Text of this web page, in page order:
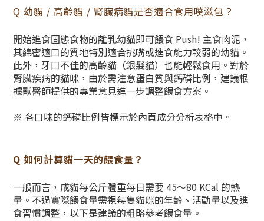
Q 幼貓 / 高齡貓 / 腎臟病貓是否適合食用噗滋包？
開始進食固態食物的離乳幼貓即可餵食 Push! 主食肉泥，
其綿密適口的質地特別適合挑嘴或進食能力較弱的幼貓。
此外，牙口不佳的高齡貓（銀髮貓）也能輕鬆食用。對於
腎臟疾病的貓咪，由於需注意蛋白質與鈣磷比例，建議根
據獸醫師提供的專業意見進一步調整餵食方案。
※ 各口味的鈣磷比例皆標示於內頁成分分析表格中。
Q 如何計算貓一天的餵食量？
一般而言，成貓每公斤體重每日需要 45～80 KCal 的熱
量。不過實際餵食量需視每隻貓咪的年齡、活動量以及進
食習慣調整，以下是建議的粗略參考餵食量。